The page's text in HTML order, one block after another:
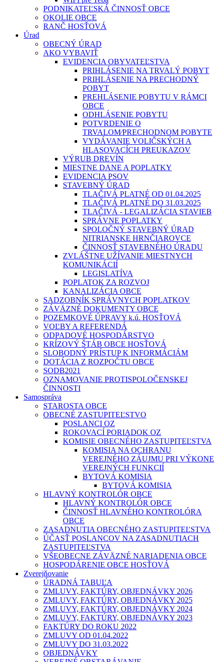
PODNIKATEĽSKÁ ČINNOSŤ OBCE
OKOLIE OBCE
RANČ HOSŤOVÁ
Úrad
OBECNÝ ÚRAD
AKO VYBAVIŤ
EVIDENCIA OBYVATEĽSTVA
PRIHLÁSENIE NA TRVALÝ POBYT
PRIHLÁSENIE NA PRECHODNÝ
POBYT
PREHLÁSENIE POBYTU V RÁMCI
OBCE
ODHLÁSENIE POBYTU
POTVRDENIE O
TRVALOM⁄PRECHODNOM POBYTE
VYDÁVANIE VOLIČSKÝCH A
HLASOVACÍCH PREUKAZOV
VÝRUB DREVÍN
MIESTNE DANE A POPLATKY
EVIDENCIA PSOV
STAVEBNÝ ÚRAD
TLAČIVÁ PLATNÉ OD 01.04.2025
TLAČIVÁ PLATNÉ DO 31.03.2025
TLAČIVÁ - LEGALIZÁCIA STAVIEB
SPRÁVNE POPLATKY
SPOLOČNÝ STAVEBNÝ ÚRAD
NITRIANSKE HRNČIAROVCE
ČINNOSŤ STAVEBNÉHO ÚRADU
ZVLÁŠTNE UŽÍVANIE MIESTNYCH
KOMUNIKÁCIÍ
LEGISLATÍVA
POPLATOK ZA ROZVOJ
KANALIZÁCIA OBCE
SADZOBNÍK SPRÁVNYCH POPLATKOV
ZÁVÄZNÉ DOKUMENTY OBCE
POZEMKOVÉ ÚPRAVY k.ú. HOSŤOVÁ
VOĽBY A REFERENDÁ
ODPADOVÉ HOSPODÁRSTVO
KRÍZOVÝ ŠTÁB OBCE HOSŤOVÁ
SLOBODNÝ PRÍSTUP K INFORMÁCIÁM
DOTÁCIA Z ROZPOČTU OBCE
SODB2021
OZNAMOVANIE PROTISPOLOČENSKEJ
ČINNOSTI
Samospráva
STAROSTA OBCE
OBECNÉ ZASTUPITEĽSTVO
POSLANCI OZ
ROKOVACÍ PORIADOK OZ
KOMISIE OBECNÉHO ZASTUPITEĽSTVA
KOMISIA NA OCHRANU
VEREJNÉHO ZÁUJMU PRI VÝKONE
VEREJNÝCH FUNKCIÍ
BYTOVÁ KOMISIA
BYTOVÁ KOMISIA
HLAVNÝ KONTROLÓR OBCE
HLAVNÝ KONTROLÓR OBCE
ČINNOSŤ HLAVNÉHO KONTROLÓRA
OBCE
ZASADNUTIA OBECNÉHO ZASTUPITEĽSTVA
ÚČASŤ POSLANCOV NA ZASADNUTIACH
ZASTUPITEĽSTVA
VŠEOBECNE ZÁVÄZNÉ NARIADENIA OBCE
HOSPODÁRENIE OBCE HOSŤOVÁ
Zverejňovanie
ÚRADNÁ TABUĽA
ZMLUVY, FAKTÚRY, OBJEDNÁVKY 2026
ZMLUVY, FAKTÚRY, OBJEDNÁVKY 2025
ZMLUVY, FAKTÚRY, OBJEDNÁVKY 2024
ZMLUVY, FAKTÚRY, OBJEDNÁVKY 2023
FAKTÚRY DO ROKU 2022
ZMLUVY OD 01.04.2022
ZMLUVY DO 31.03.2022
OBJEDNÁVKY